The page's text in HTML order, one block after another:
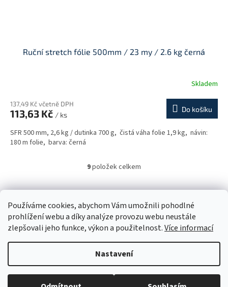
Používáme cookies, abychom Vám umožnili pohodlné
prohlížení webu a díky analýze provozu webu neustále
zlepšovali jeho funkce, výkon a použitelnost.Více informací
Nastavení
Ruční stretch fólie 500mm / 23 my / 2.6 kg černá
Skladem
137,49 Kč včetně DPH
113,63 Kč / ks
Do košíku
SFR 500 mm, 2,6 kg / dutinka 700 g, čistá váha folie 1,9 kg, návin:
180 m folie, barva: černá
O
l
á
d
a
c
r
v
k
9položek celkem
Z
Obaly
Vytvořil Shoptet